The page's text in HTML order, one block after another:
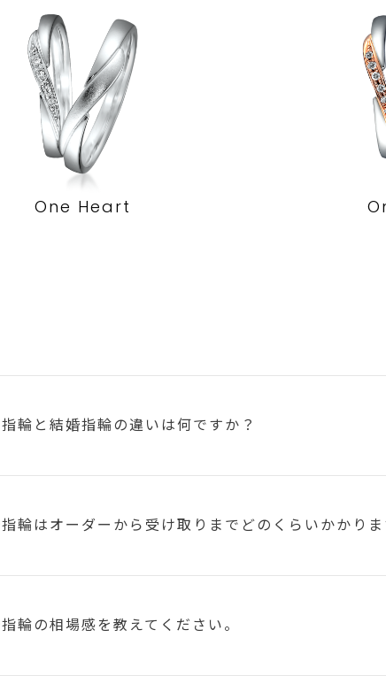
One Heart
輪と結婚指輪の違いは何ですか？
輪はオーダーから受け取りまで どのくらいかかりま
輪の相場感を教えてください。